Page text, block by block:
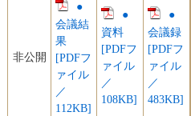
非公開
●
会議結
果
[PDFフ
ァイル
／
112KB]
●
資料
[PDFフ
ァイル
／
108KB]
●
会議録
[PDFフ
ァイル
／
483KB]